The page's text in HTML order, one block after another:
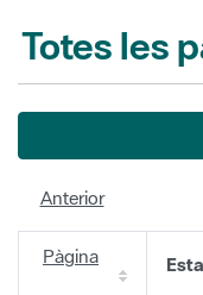
Totes les
Anterior
Pàgina